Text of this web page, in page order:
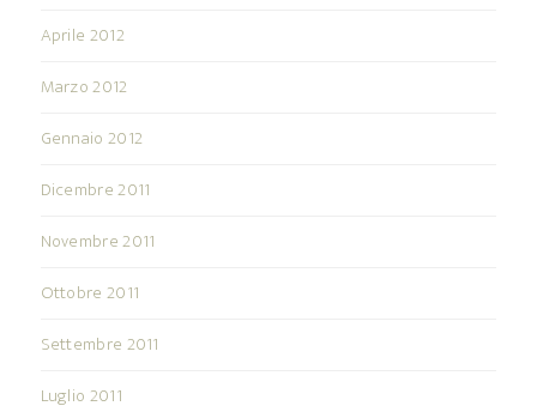
Aprile 2012
Marzo 2012
Gennaio 2012
Dicembre 2011
Novembre 2011
Ottobre 2011
Settembre 2011
Luglio 2011